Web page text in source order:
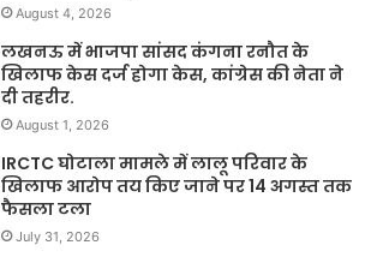
August 4, 2026
लखनऊ में भाजपा सांसद कंगना रनौत के
खिलाफ केस दर्ज होगा केस, कांग्रेस की नेता ने
दी तहरीर.
August 1, 2026
IRCTC घोटाला मामले में लालू परिवार के
खिलाफ आरोप तय किए जाने पर 14 अगस्त तक
फैसला टला
July 31, 2026